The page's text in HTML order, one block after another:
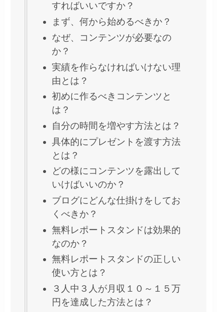
すればいいですか？
まず、何から始めるべきか？
なぜ、コンテンツが必要なの
か？
実績を作らなければいけない理
由とは？
初めに作るべきコンテンツと
は？
自分の時間を増やす方法とは？
具体的にプレゼントを渡す方法
とは？
どの様にコンテンツを露出して
いけばいいのか？
ブログにどんな仕掛けをしてお
くべきか？
無料レポートスタンドは効果的
なのか？
無料レポートスタンドの正しい
使い方とは？
３人中３人が月収１０～１５万
円を達成した方法とは？